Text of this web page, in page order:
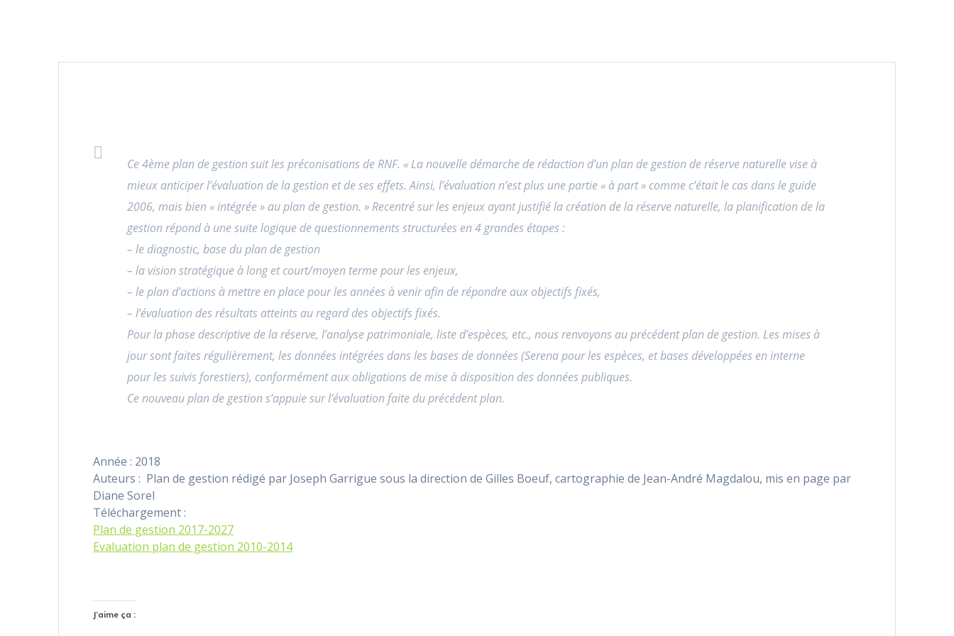
Ce 4ème plan de gestion suit les préconisations de RNF. « La nouvelle démarche de rédaction d’un plan de gestion de réserve naturelle vise à
mieux anticiper l’évaluation de la gestion et de ses effets. Ainsi, l’évaluation n’est plus une partie « à part » comme c’était le cas dans le guide
2006, mais bien « intégrée » au plan de gestion. » Recentré sur les enjeux ayant justifié la création de la réserve naturelle, la planification de la
gestion répond à une suite logique de questionnements structurées en 4 grandes étapes :
– le diagnostic, base du plan de gestion
– la vision stratégique à long et court/moyen terme pour les enjeux,
– le plan d’actions à mettre en place pour les années à venir afin de répondre aux objectifs fixés,
– l’évaluation des résultats atteints au regard des objectifs fixés.
Pour la phase descriptive de la réserve, l’analyse patrimoniale, liste d’espèces, etc., nous renvoyons au précédent plan de gestion. Les mises à
jour sont faites régulièrement, les données intégrées dans les bases de données (Serena pour les espèces, et bases développées en interne
pour les suivis forestiers), conformément aux obligations de mise à disposition des données publiques.
Ce nouveau plan de gestion s’appuie sur l’évaluation faite du précédent plan.
Année : 2018
Auteurs : Plan de gestion rédigé par Joseph Garrigue sous la direction de Gilles Boeuf, cartographie de Jean-André Magdalou, mis en page par
Diane Sorel
Téléchargement :
Plan de gestion 2017-2027
Evaluation plan de gestion 2010-2014
J’aime ça :